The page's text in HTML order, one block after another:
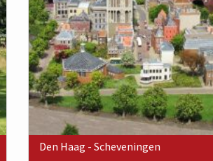
Den Haag - Scheveningen